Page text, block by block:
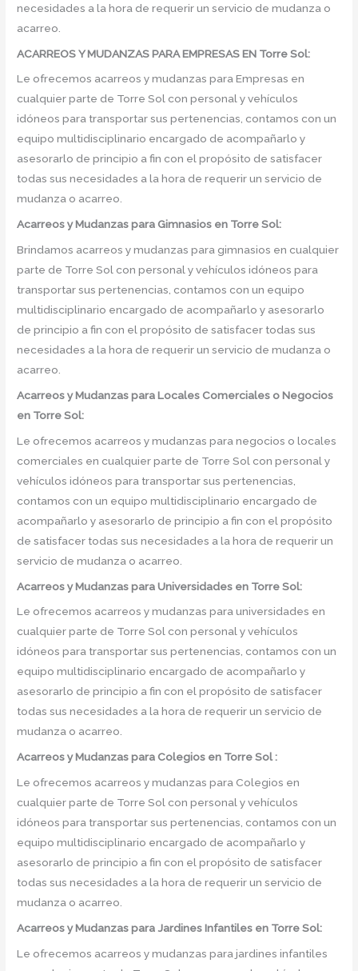
necesidades a la hora de requerir un servicio de mudanza o
acarreo.
ACARREOS Y MUDANZAS PARA EMPRESAS EN Torre Sol:
Le ofrecemos acarreos y mudanzas para Empresas en
cualquier parte de Torre Sol con personal y vehículos
idóneos para transportar sus pertenencias, contamos con un
equipo multidisciplinario encargado de acompañarlo y
asesorarlo de principio a fin con el propósito de satisfacer
todas sus necesidades a la hora de requerir un servicio de
mudanza o acarreo.
Acarreos y Mudanzas para Gimnasios en Torre Sol:
Brindamos acarreos y mudanzas para gimnasios en cualquier
parte de Torre Sol con personal y vehículos idóneos para
transportar sus pertenencias, contamos con un equipo
multidisciplinario encargado de acompañarlo y asesorarlo
de principio a fin con el propósito de satisfacer todas sus
necesidades a la hora de requerir un servicio de mudanza o
acarreo.
Acarreos y Mudanzas para Locales Comerciales o Negocios
en Torre Sol:
Le ofrecemos acarreos y mudanzas para negocios o locales
comerciales en cualquier parte de Torre Sol con personal y
vehículos idóneos para transportar sus pertenencias,
contamos con un equipo multidisciplinario encargado de
acompañarlo y asesorarlo de principio a fin con el propósito
de satisfacer todas sus necesidades a la hora de requerir un
servicio de mudanza o acarreo.
Acarreos y Mudanzas para Universidades en Torre Sol:
Le ofrecemos acarreos y mudanzas para universidades en
cualquier parte de Torre Sol con personal y vehículos
idóneos para transportar sus pertenencias, contamos con un
equipo multidisciplinario encargado de acompañarlo y
asesorarlo de principio a fin con el propósito de satisfacer
todas sus necesidades a la hora de requerir un servicio de
mudanza o acarreo.
Acarreos y Mudanzas para Colegios en Torre Sol :
Le ofrecemos acarreos y mudanzas para Colegios en
cualquier parte de Torre Sol con personal y vehículos
idóneos para transportar sus pertenencias, contamos con un
equipo multidisciplinario encargado de acompañarlo y
asesorarlo de principio a fin con el propósito de satisfacer
todas sus necesidades a la hora de requerir un servicio de
mudanza o acarreo.
Acarreos y Mudanzas para Jardines Infantiles en Torre Sol:
Le ofrecemos acarreos y mudanzas para jardines infantiles